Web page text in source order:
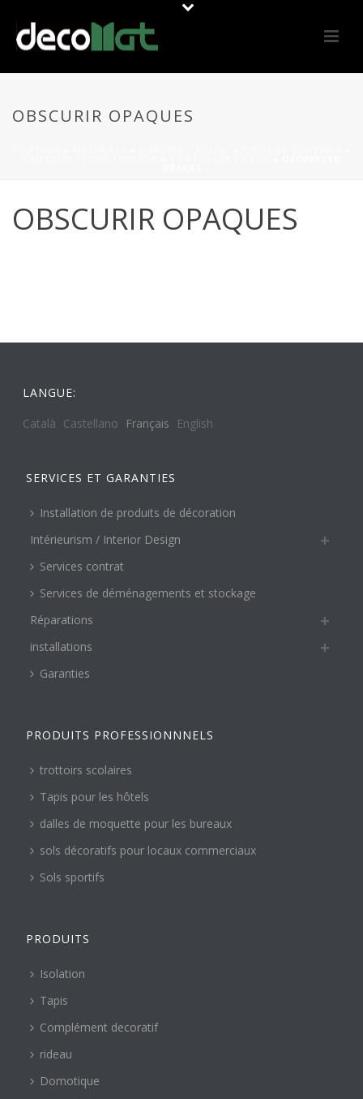
OBSCURIR OPAQUES
OBSCURIR OPAQUES
LANGUE:
Català Castellano Français English
SERVICES ET GARANTIES
Installation de produits de décoration
Intérieurism / Interior Design
Services contrat
Services de déménagements et stockage
Réparations
installations
Garanties
PRODUITS PROFESSIONNNELS
trottoirs scolaires
Tapis pour les hôtels
dalles de moquette pour les bureaux
sols décoratifs pour locaux commerciaux
Sols sportifs
PRODUITS
Isolation
Tapis
Complément decoratif
rideau
Domotique